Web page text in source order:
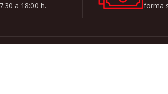
7:30 a 18:00 h.
forma